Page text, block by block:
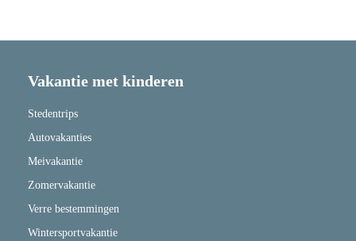
Vakantie met kinderen
Stedentrips
Autovakanties
Meivakantie
Zomervakantie
Verre bestemmingen
Wintersportvakantie